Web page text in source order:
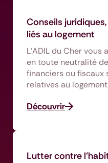
Conseils
liés au logement
L'ADIL du Cher
en toute neutralité
financiers ou fiscaux
relatives au
Découvrir
Lutter contre